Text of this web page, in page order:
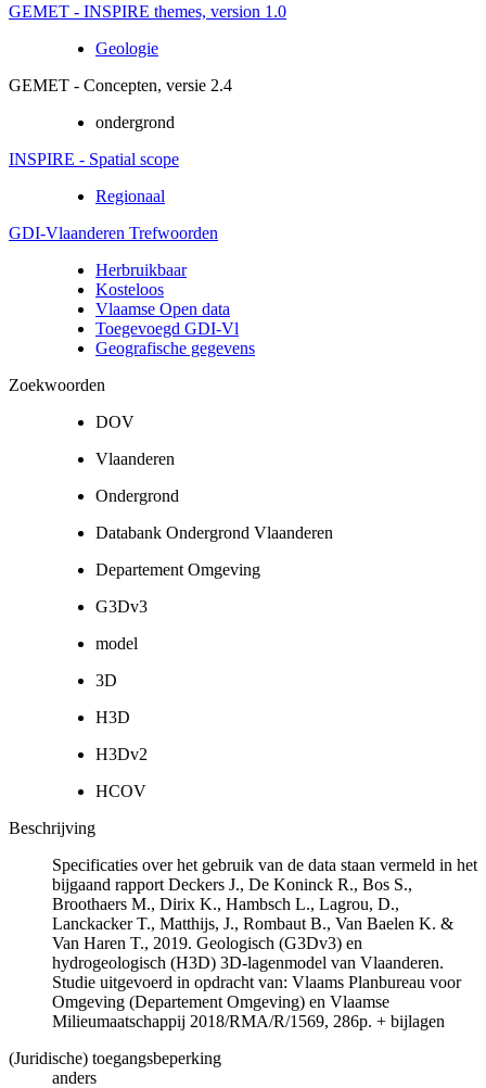
GEMET - INSPIRE themes, version 1.0
Geologie
GEMET - Concepten, versie 2.4
ondergrond
INSPIRE - Spatial scope
Regionaal
GDI-Vlaanderen Trefwoorden
Herbruikbaar
Kosteloos
Vlaamse Open data
Toegevoegd GDI-Vl
Geografische gegevens
Zoekwoorden
DOV
Vlaanderen
Ondergrond
Databank Ondergrond Vlaanderen
Departement Omgeving
G3Dv3
model
3D
H3D
H3Dv2
HCOV
Beschrijving
Specificaties over het gebruik van de data staan vermeld in het
bijgaand rapport Deckers J., De Koninck R., Bos S.,
Broothaers M., Dirix K., Hambsch L., Lagrou, D.,
Lanckacker T., Matthijs, J., Rombaut B., Van Baelen K. &
Van Haren T., 2019. Geologisch (G3Dv3) en
hydrogeologisch (H3D) 3D-lagenmodel van Vlaanderen.
Studie uitgevoerd in opdracht van: Vlaams Planbureau voor
Omgeving (Departement Omgeving) en Vlaamse
Milieumaatschappij 2018/RMA/R/1569, 286p. + bijlagen
(Juridische) toegangsbeperking
anders